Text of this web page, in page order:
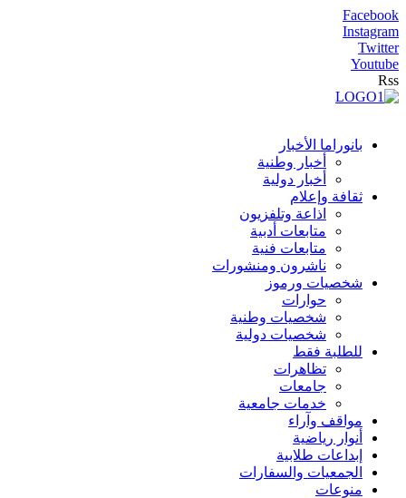
Facebook
Instagram
Twitter
Youtube
Rss
بانوراما الأخبار
أخبار وطنية
أخبار دولية
ثقافة وإعلام
اذاعة وتلفزيون
متابعات أدبية
متابعات فنية
ناشرون ومنشورات
شخصيات ورموز
حوارات
شخصيات وطنية
شخصيات دولية
للطلبة فقط
تظاهرات
جامعات
خدمات جامعية
مواقف وآراء
أنوار رياضية
إبداعات طلابية
الجمعيات والسفارات
منوعات